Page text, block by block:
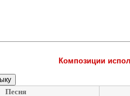
Композиции
Песня